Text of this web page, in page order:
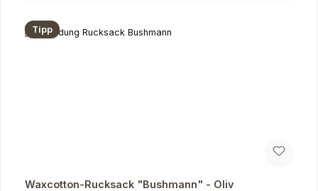
Tipp
Waxcotton-Rucksack "Bushmann" - Oliv